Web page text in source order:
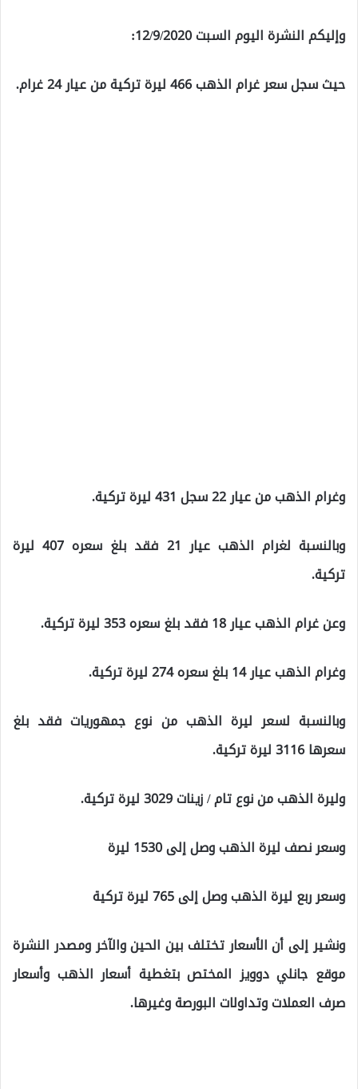
وإليكم النشرة اليوم السبت 12/9/2020:
حيث سجل سعر غرام الذهب 466 ليرة تركية من عيار 24 غرام.
وغرام الذهب من عيار 22 سجل 431 ليرة تركية.
وبالنسبة لغرام الذهب عيار 21 فقد بلغ سعره 407 ليرة
تركية.
وعن غرام الذهب عيار 18 فقد بلغ سعره 353 ليرة تركية.
وغرام الذهب عيار 14 بلغ سعره 274 ليرة تركية.
وبالنسبة لسعر ليرة الذهب من نوع جمهوريات فقد بلغ
سعرها 3116 ليرة تركية.
وليرة الذهب من نوع تام / زينات 3029 ليرة تركية.
وسعر نصف ليرة الذهب وصل إلى 1530 ليرة
وسعر ربع ليرة الذهب وصل إلى 765 ليرة تركية
ونشير إلى أن الأسعار تختلف بين الحين والآخر ومصدر النشرة
موقع جانلي دوويز المختص بتغطية أسعار الذهب وأسعار
صرف العملات وتداولات البورصة وغيرها.